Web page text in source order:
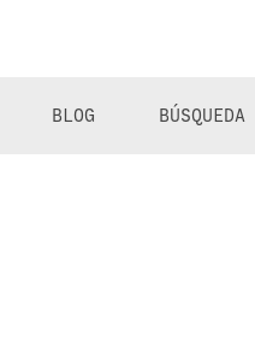
BLOG BÚSQUEDA